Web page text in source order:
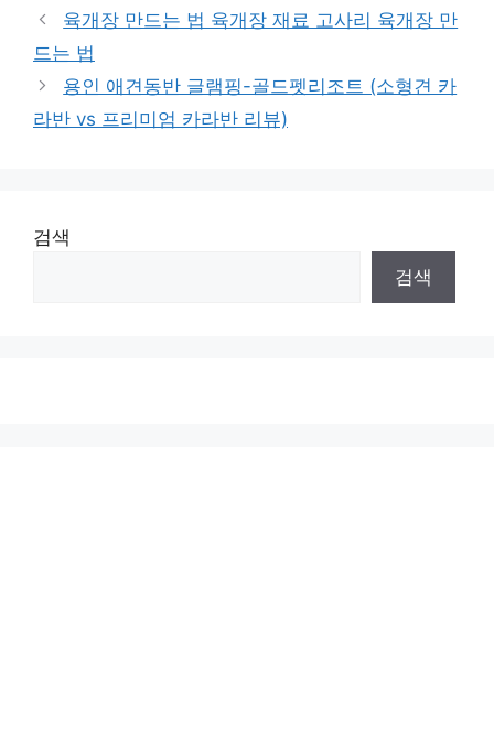
육개장 만드는 법 육개장 재료 고사리 육개장 만
드는 법
용인 애견동반 글램핑-골드펫리조트 (소형견 카
라반 vs 프리미엄 카라반 리뷰)
검색
검색